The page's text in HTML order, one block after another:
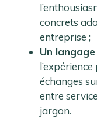
concrets
entreprise ;
Un
échanges
entre
jargon.